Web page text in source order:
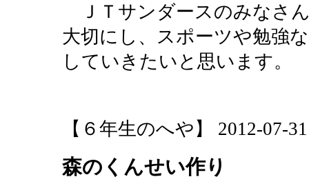
ＪＴサンダースのみなさ
大切にし、スポーツや勉強
していきたいと思います。
【６年生のへや】 2012-07-
森のくんせい作り